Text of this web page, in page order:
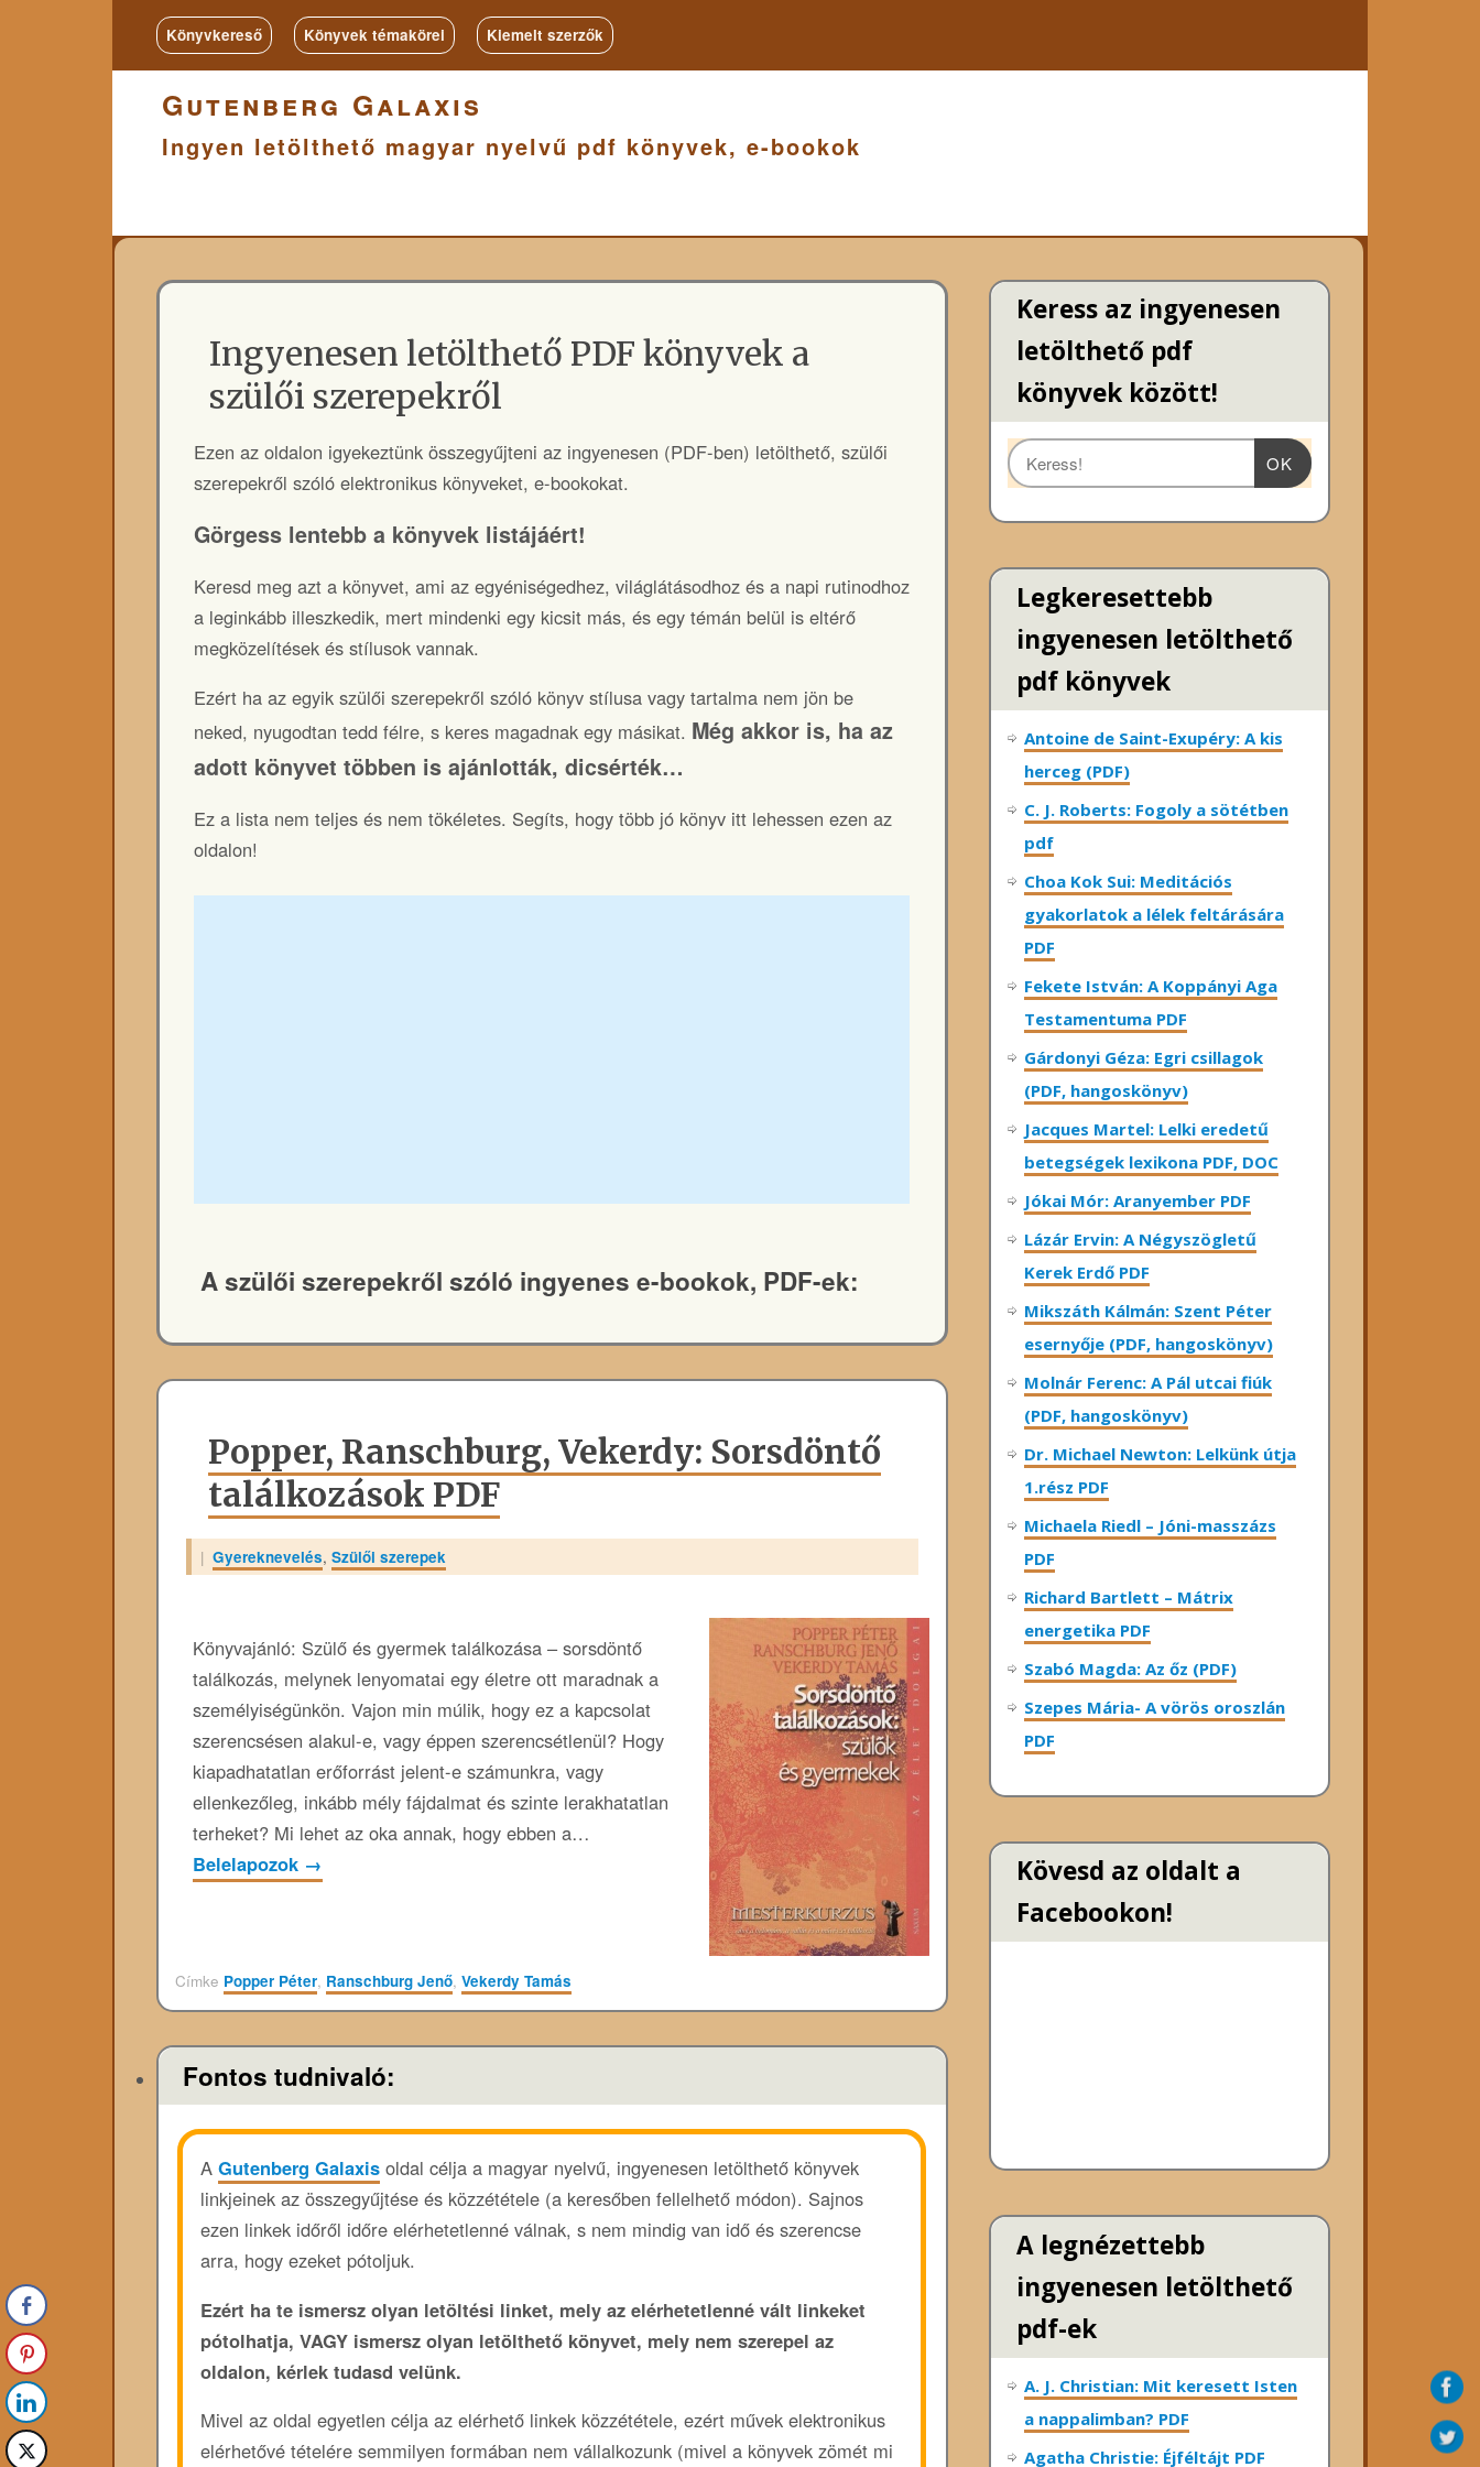
Könyvkereső Könyvek témakörei Kiemelt szerzők
Gutenberg Galaxis
Ingyen letölthető magyar nyelvű pdf könyvek, e-bookok
Ingyenesen letölthető PDF könyvek a
szülői szerepekről
Ezen az oldalon igyekeztünk összegyűjteni az ingyenesen (PDF-ben) letölthető, szülői
szerepekről szóló elektronikus könyveket, e-bookokat.
Görgess lentebb a könyvek listájáért!
Keresd meg azt a könyvet, ami az egyéniségedhez, világlátásodhoz és a napi rutinodhoz
a leginkább illeszkedik, mert mindenki egy kicsit más, és egy témán belül is eltérő
megközelítések és stílusok vannak.
Ezért ha az egyik szülői szerepekről szóló könyv stílusa vagy tartalma nem jön be
neked, nyugodtan tedd félre, s keres magadnak egy másikat. Még akkor is, ha az
adott könyvet többen is ajánlották, dicsérték…
Ez a lista nem teljes és nem tökéletes. Segíts, hogy több jó könyv itt lehessen ezen az
oldalon!
A szülői szerepekről szóló ingyenes e-bookok, PDF-ek:
Popper, Ranschburg, Vekerdy: Sorsdöntő
találkozások PDF
| Gyereknevelés, Szülői szerepek
Könyvajánló: Szülő és gyermek találkozása – sorsdöntő
találkozás, melynek lenyomatai egy életre ott maradnak a
személyiségünkön. Vajon min múlik, hogy ez a kapcsolat
szerencsésen alakul-e, vagy éppen szerencsétlenül? Hogy
kiapadhatatlan erőforrást jelent-e számunkra, vagy
ellenkezőleg, inkább mély fájdalmat és szinte lerakhatatlan
terheket? Mi lehet az oka annak, hogy ebben a…
Belelapozok →
Címke Popper Péter, Ranschburg Jenő, Vekerdy Tamás
Fontos tudnivaló:
AGutenberg Galaxis oldal célja a magyar nyelvű, ingyenesen letölthető könyvek
linkjeinek az összegyűjtése és közzététele (a keresőben fellelhető módon). Sajnos
ezen linkek időről időre elérhetetlenné válnak, s nem mindig van idő és szerencse
arra, hogy ezeket pótoljuk.
Ezért ha te ismersz olyan letöltési linket, mely az elérhetetlenné vált linkeket
pótolhatja, VAGY ismersz olyan letölthető könyvet, mely nem szerepel az
oldalon, kérlek tudasd velünk.
Mivel az oldal egyetlen célja az elérhető linkek közzététele, ezért művek elektronikus
elérhetővé tételére semmilyen formában nem vállalkozunk (mivel a könyvek zömét mi
Keress az ingyenesen
letölthető pdf
könyvek között!
OK
Legkeresettebb
ingyenesen letölthető
pdf könyvek
Antoine de Saint-Exupéry: A kis
herceg (PDF)
C. J. Roberts: Fogoly a sötétben
pdf
Choa Kok Sui: Meditációs
gyakorlatok a lélek feltárására
PDF
Fekete István: A Koppányi Aga
Testamentuma PDF
Gárdonyi Géza: Egri csillagok
(PDF, hangoskönyv)
Jacques Martel: Lelki eredetű
betegségek lexikona PDF, DOC
Jókai Mór: Aranyember PDF
Lázár Ervin: A Négyszögletű
Kerek Erdő PDF
Mikszáth Kálmán: Szent Péter
esernyője (PDF, hangoskönyv)
Molnár Ferenc: A Pál utcai fiúk
(PDF, hangoskönyv)
Dr. Michael Newton: Lelkünk útja
1.rész PDF
Michaela Riedl – Jóni-masszázs
PDF
Richard Bartlett – Mátrix
energetika PDF
Szabó Magda: Az őz (PDF)
Szepes Mária- A vörös oroszlán
PDF
Kövesd az oldalt a
Facebookon!
A legnézettebb
ingyenesen letölthető
pdf-ek
A. J. Christian: Mit keresett Isten
a nappalimban? PDF
Agatha Christie: Éjféltájt PDF